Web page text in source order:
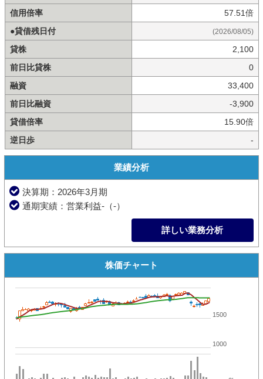
信用倍率
57.51倍
●貸借残日付
(2026/08/05)
貸株
2,100
前日比貸株
0
融資
33,400
前日比融資
-3,900
貸借倍率
15.90倍
逆日歩
-
業績分析
決算期：2026年3月期
通期実績：営業利益-（-）
詳しい業務分析
株価チャート
1000
1500